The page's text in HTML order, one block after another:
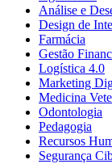
Análise e
Design de
Farmácia
Gestão
Logística 4.0
Marketing
Medicina
Odontologia
Pedagogia
Recursos
Segurança